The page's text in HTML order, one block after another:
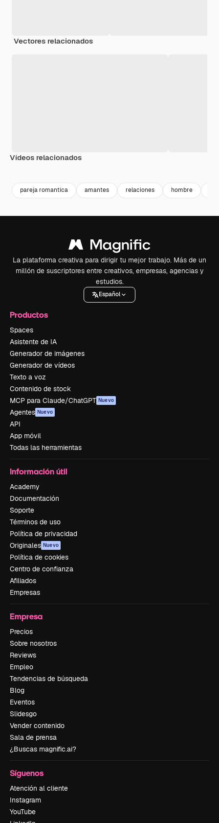
Vectores relacionados
Vídeos relacionados
pareja romantica amantes relaciones hombre
La plataforma creativa para dirigir tu mejor trabajo. Más de un
millón de suscriptores entre creativos, empresas, agencias y
estudios.
Español
Productos
Spaces
Asistente de IA
Generador de imágenes
Generador de vídeos
Texto a voz
Contenido de stock
MCP para Claude/ChatGPT Nuevo
Agentes Nuevo
API
App móvil
Todas las herramientas
Información útil
Academy
Documentación
Soporte
Términos de uso
Política de privacidad
Originales Nuevo
Política de cookies
Centro de confianza
Afiliados
Empresas
Empresa
Precios
Sobre nosotros
Reviews
Empleo
Tendencias de búsqueda
Blog
Eventos
Slidesgo
Vender contenido
Sala de prensa
¿Buscas magnific.ai?
Síguenos
Atención al cliente
Instagram
YouTube